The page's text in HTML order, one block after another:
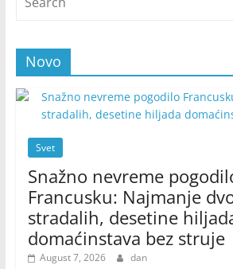
Novo
Svet
Snažno nevreme
Francusku: Najmanje
stradalih, desetine
domaćinstava bez struje
August 7, 2026 dan